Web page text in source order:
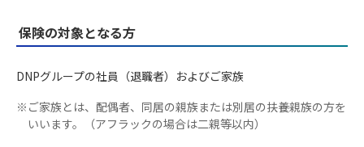
保険の対象となる方
DNPグループの社員（退職者）およびご家族
※ ご家族とは、配偶者、同居の親族または別居の扶養親族の方を
いいます。（アフラックの場合は二親等以内）